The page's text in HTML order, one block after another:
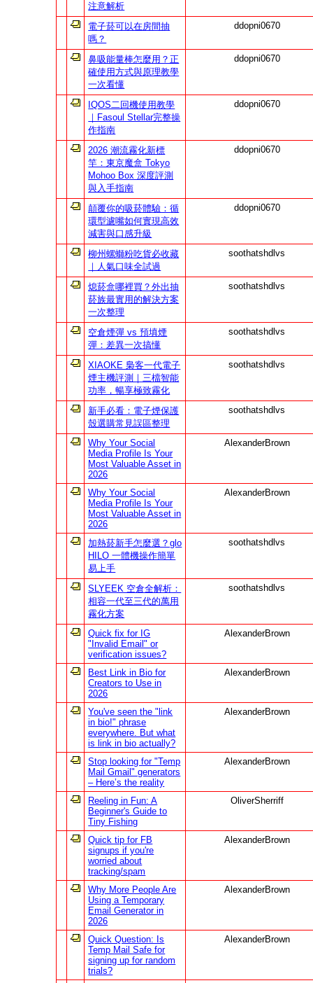
注意解析
電子菸可以在房間抽
嗎？
ddopni0670
鼻吸能量棒怎麼用？正
確使用方式與原理教學
一次看懂
ddopni0670
IQOS二回機使用教學
｜Fasoul Stellar完整操
作指南
ddopni0670
2026 潮流霧化新標
竿：東京魔盒 Tokyo
Mohoo Box 深度評測
與入手指南
ddopni0670
顛覆你的吸菸體驗：循
環型濾嘴如何實現高效
減害與口感升級
ddopni0670
柳州螺螄粉吃貨必收藏
｜人氣口味全試過
soothatshdlvs
熄菸盒哪裡買？外出抽
菸族最實用的解決方案
一次整理
soothatshdlvs
空倉煙彈 vs 預填煙
彈：差異一次搞懂
soothatshdlvs
XIAOKE 梟客一代電子
煙主機評測｜三檔智能
功率，暢享極致霧化
soothatshdlvs
新手必看：電子煙保護
殼選購常見誤區整理
soothatshdlvs
Why Your Social
Media Profile Is Your
Most Valuable Asset in
2026
AlexanderBrown
Why Your Social
Media Profile Is Your
Most Valuable Asset in
2026
AlexanderBrown
加熱菸新手怎麼選？glo
HILO 一體機操作簡單
易上手
soothatshdlvs
SLYEEK 空倉全解析：
相容一代至三代的萬用
霧化方案
soothatshdlvs
Quick fix for IG
"Invalid Email" or
verification issues?
AlexanderBrown
Best Link in Bio for
Creators to Use in
2026
AlexanderBrown
You've seen the "link
in bio!" phrase
everywhere. But what
is link in bio actually?
AlexanderBrown
Stop looking for "Temp
Mail Gmail" generators
– Here’s the reality
AlexanderBrown
Reeling in Fun: A
Beginner's Guide to
Tiny Fishing
OliverSherriff
Quick tip for FB
signups if you're
worried about
tracking/spam
AlexanderBrown
Why More People Are
Using a Temporary
Email Generator in
2026
AlexanderBrown
Quick Question: Is
Temp Mail Safe for
signing up for random
trials?
AlexanderBrown